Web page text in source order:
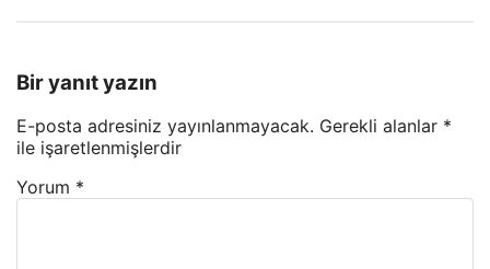
Bir yanıt yazın
E-posta adresiniz yayınlanmayacak. Gerekli alanlar *
ile işaretlenmişlerdir
Yorum *